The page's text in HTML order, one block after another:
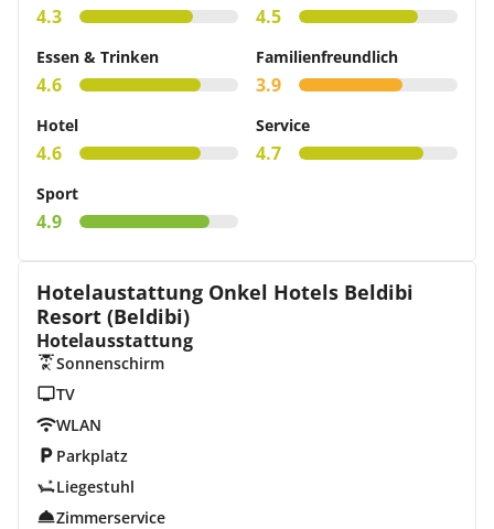
4.3 4.5
Essen & Trinken
4.6
Familienfreundlich
3.9
Hotel
4.6
Service
4.7
Sport
4.9
Hotelaustattung Onkel Hotels Beldibi
Resort (Beldibi)
Hotelausstattung
Sonnenschirm
TV
WLAN
Parkplatz
Liegestuhl
Zimmerservice